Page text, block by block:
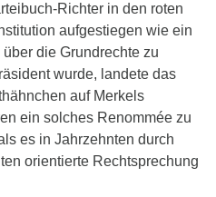
Richter in den roten
aufgestiegen wie ein
die Grundrechte zu
wurde, landete das
auf Merkels
ein solches Renommée zu
es in Jahrzehnten durch
orientierte Rechtsprechung